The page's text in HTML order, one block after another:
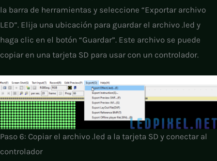
la barra de herramientas y seleccione “Exportar archivo
LED”. Elija una ubicación para guardar el archivo .led y
haga clic en el botón “Guardar”. Este archivo se puede
copiar en una tarjeta SD para usar con un controlador.
Paso 6: Copiar el archivo .led a la tarjeta SD y conectar al
controlador